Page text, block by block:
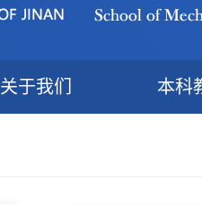
关于我们 本科